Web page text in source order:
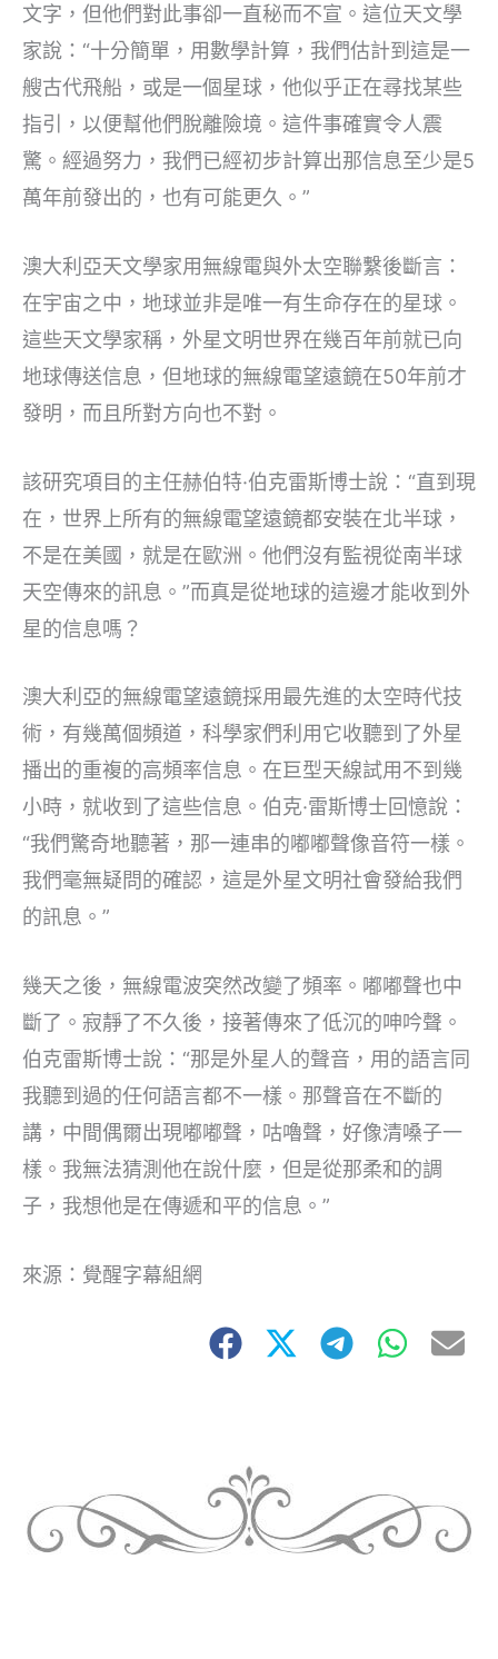
文字，但他們對此事卻一直秘而不宣。這位天文學
家說：“十分簡單，用數學計算，我們估計到這是一
艘古代飛船，或是一個星球，他似乎正在尋找某些
指引，以便幫他們脫離險境。這件事確實令人震
驚。經過努力，我們已經初步計算出那信息至少是5
萬年前發出的，也有可能更久。”
澳大利亞天文學家用無線電與外太空聯繫後斷言：
在宇宙之中，地球並非是唯一有生命存在的星球。
這些天文學家稱，外星文明世界在幾百年前就已向
地球傳送信息，但地球的無線電望遠鏡在50年前才
發明，而且所對方向也不對。
該研究項目的主任赫伯特·伯克雷斯博士說：“直到現
在，世界上所有的無線電望遠鏡都安裝在北半球，
不是在美國，就是在歐洲。他們沒有監視從南半球
天空傳來的訊息。”而真是從地球的這邊才能收到外
星的信息嗎？
澳大利亞的無線電望遠鏡採用最先進的太空時代技
術，有幾萬個頻道，科學家們利用它收聽到了外星
播出的重複的高頻率信息。在巨型天線試用不到幾
小時，就收到了這些信息。伯克·雷斯博士回憶說：
“我們驚奇地聽著，那一連串的嘟嘟聲像音符一樣。
我們毫無疑問的確認，這是外星文明社會發給我們
的訊息。”
幾天之後，無線電波突然改變了頻率。嘟嘟聲也中
斷了。寂靜了不久後，接著傳來了低沉的呻吟聲。
伯克雷斯博士說：“那是外星人的聲音，用的語言同
我聽到過的任何語言都不一樣。那聲音在不斷的
講，中間偶爾出現嘟嘟聲，咕嚕聲，好像清嗓子一
樣。我無法猜測他在說什麼，但是從那柔和的調
子，我想他是在傳遞和平的信息。”
來源：覺醒字幕組網